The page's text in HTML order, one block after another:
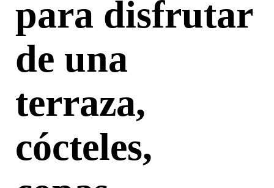
para disfrutar
de una
terraza,
cócteles,